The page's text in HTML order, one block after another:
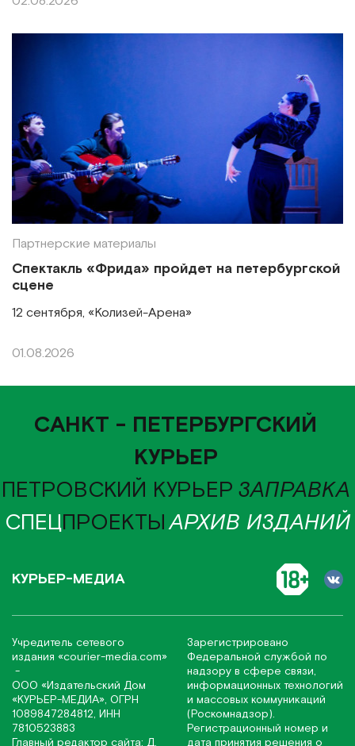
Партнерские материалы
Спектакль «Фрида» пройдет на петербургской
сцене
12 сентября, «Колизей-Арена»
01.08.2026
САНКТ - ПЕТЕРБУРГСКИЙ
КУРЬЕР
ПЕТРОВСКИЙ КУРЬЕР ЗАПРАВКА
СПЕЦПРОЕКТЫАРХИВ ИЗДАНИЙ
КУРЬЕР-МЕДИА
Учредитель сетевого
издания «соurier-media.com»
-
ООО «Издательский Дом
«КУРЬЕР-МЕДИА», ОГРН
1089847284812, ИНН
7810523883
Главный редактор сайта: Д.
Зарегистрировано
Федеральной службой по
надзору в сфере связи,
информационных технологий
и массовых коммуникаций
(Роскомнадзор).
Регистрационный номер и
дата принятия решения о